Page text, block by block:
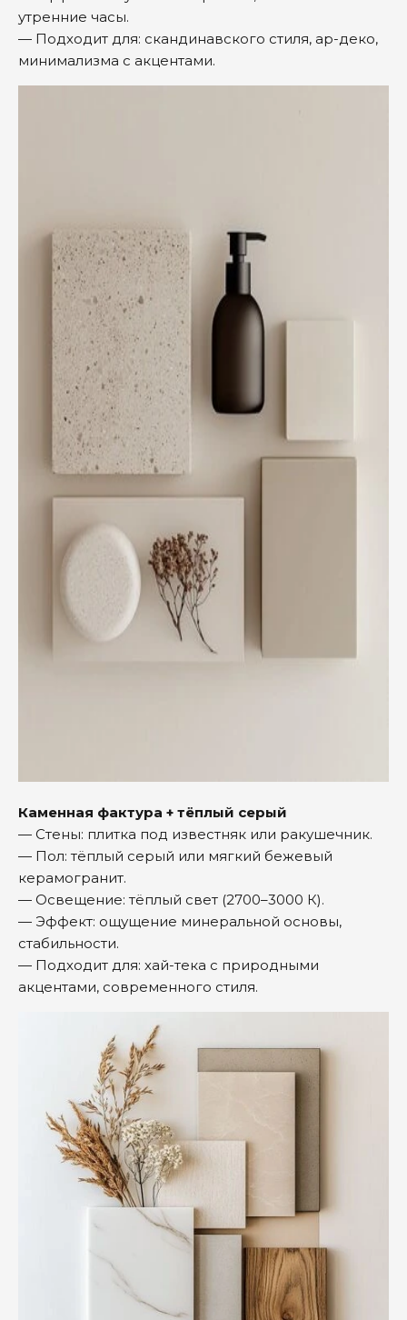
утренние часы.
— Подходит для: скандинавского стиля, ар-деко,
минимализма с акцентами.
Каменная фактура + тёплый серый
— Стены: плитка под известняк или ракушечник.
— Пол: тёплый серый или мягкий бежевый
керамогранит.
— Освещение: тёплый свет (2700–3000 К).
— Эффект: ощущение минеральной основы,
стабильности.
— Подходит для: хай-тека с природными
акцентами, современного стиля.